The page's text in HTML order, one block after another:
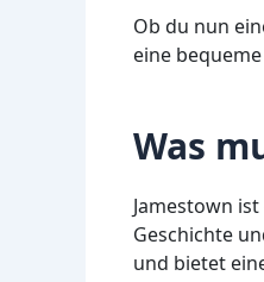
Ob du nun
eine
Was
Jamestown
Geschichte
und bietet